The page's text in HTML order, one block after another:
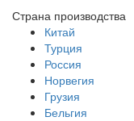
Страна производства
Китай
Турция
Россия
Норвегия
Грузия
Бельгия